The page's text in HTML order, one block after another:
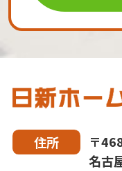
住所
〒
名古